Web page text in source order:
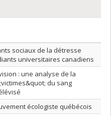
ordre croissant
sociaux de la détresse
universitaires canadiens
: une analyse de la
du sang
écologiste québécois